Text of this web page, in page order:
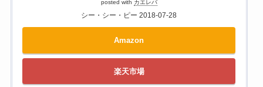
posted with カエレバ
シー・シー・ピー 2018-07-28
Amazon
楽天市場